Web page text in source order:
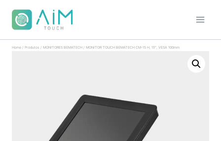
Home / Produtos / MONITORES BEMATECH / MONITOR TOUCH BEMATECH CM-15 H, 15″, VESA 100mm